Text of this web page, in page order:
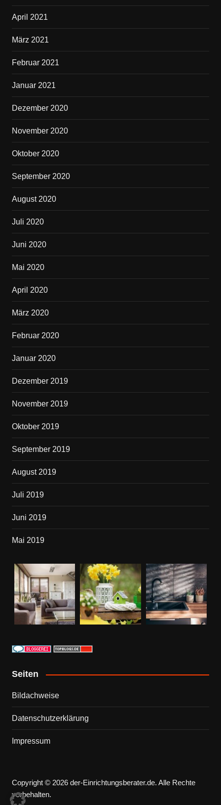
April 2021
März 2021
Februar 2021
Januar 2021
Dezember 2020
November 2020
Oktober 2020
September 2020
August 2020
Juli 2020
Juni 2020
Mai 2020
April 2020
März 2020
Februar 2020
Januar 2020
Dezember 2019
November 2019
Oktober 2019
September 2019
August 2019
Juli 2019
Juni 2019
Mai 2019
Seiten
Bildachweise
Datenschutzerklärung
Impressum
Copyright © 2026 der-Einrichtungsberater.de. Alle Rechte
vorbehalten.